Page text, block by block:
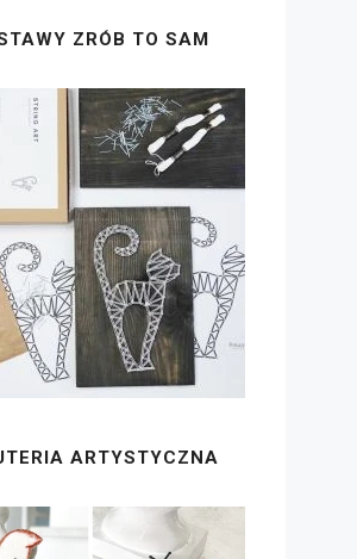
ZRÓB TO SAM
ARTYSTYCZNA